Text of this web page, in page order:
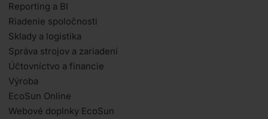
Reporting a BI
Riadenie spoločnosti
Sklady a logistika
Správa strojov a zariadení
Účtovníctvo a financie
Výroba
EcoSun Online
Webové doplnky EcoSun